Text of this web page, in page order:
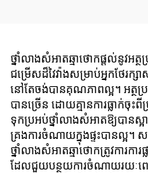
ថ្នាំលាងសំអាតឆ្មាថោកផ្តល់នូវអត្ថ
ជម្រើសដ៏វៃវ៉ាងសម្រាប់អ្នកថែរ
នៅតែចង់បានគុណភាពល្អ។ អត្ថ
បានច្រើន ដោយគ្មានការធ្លាក់ចុះ
ទុកប្រអប់ថ្នាំលាងសំអាតឱ្យបានស្
គ្រងការចំណាយក្នុងផ្ទះបានល្អ។
ថ្នាំលាងសំអាតឆ្មាថោកត្រូវការក
ដែលជួយបន្ថយការចំណាយរយៈពេ